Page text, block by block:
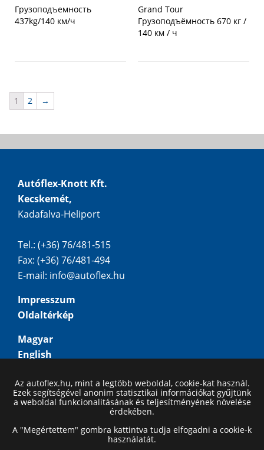
Грузоподъемность
437kg/140 км/ч
Grand Tour
Грузоподъёмность 670 кг /
140 км / ч
1 2 →
Autóflex-Knott Kft.
Kecskemét,
Kadafalva-Heliport
Tel.: (+36) 76/481-515
Fax: (+36) 76/481-494
E-mail: info@autoflex.hu
Impresszum
Oldaltérkép
Magyar
English
Русский
Az autoflex.hu, mint a legtöbb weboldal, cookie-kat használ.
Ezek segítségével anonim statisztikai információkat gyűjtünk
a weboldal funkcionalitásának és teljesítményének növelése
érdekében.
A "Megértettem" gombra kattintva tudja elfogadni a cookie-k
használatát.